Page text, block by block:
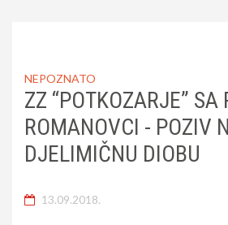
NEPOZNATO
ZZ “POTKOZARJE” SA
ROMANOVCI - POZIV
DJELIMIČNU DIOBU
13.09.2018.